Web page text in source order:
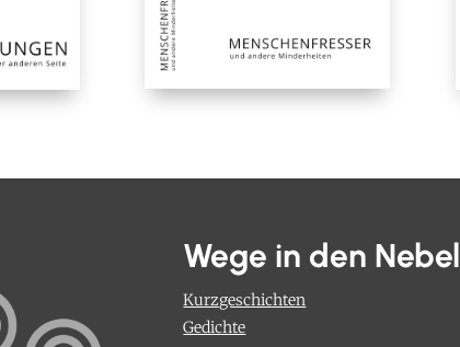
Wege in den Nebel
Kurzgeschichten
Gedichte